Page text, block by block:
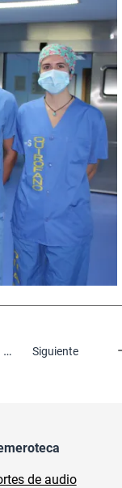
… Siguiente
página
de audio